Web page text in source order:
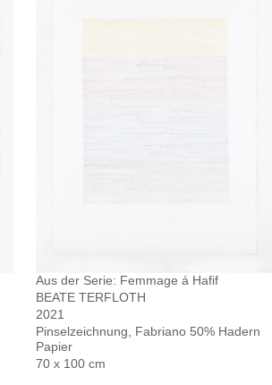
Aus der Serie: Femmage á Hafif
BEATE TERFLOTH
2021
Pinselzeichnung, Fabriano 50% Hadern
Papier
70 x 100 cm